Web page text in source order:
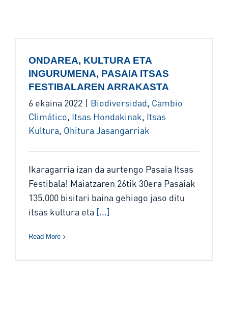
ONDAREA, KULTURA ETA
INGURUMENA, PASAIA ITSAS
FESTIBALAREN ARRAKASTA
6 ekaina 2022 | Biodiversidad, Cambio
Climático, Itsas Hondakinak, Itsas
Kultura, Ohitura Jasangarriak
Ikaragarria izan da aurtengo Pasaia Itsas
Festibala! Maiatzaren 26tik 30era Pasaiak
135.000 bisitari baina gehiago jaso ditu
itsas kultura eta [...]
Read More